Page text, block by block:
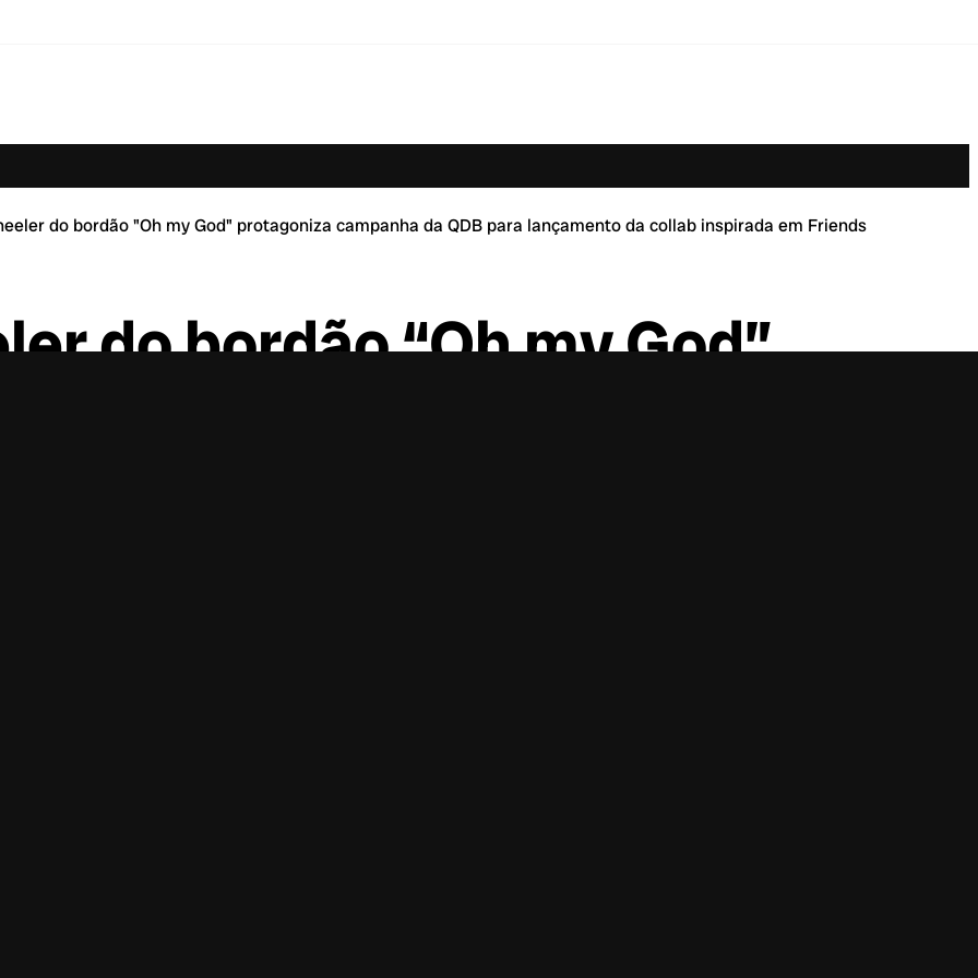
do bordão "Oh my God" protagoniza campanha da QDB para lançamento da collab inspirada em Friends
do bordão “Oh my God”
da QDB para
inspirada em Friends